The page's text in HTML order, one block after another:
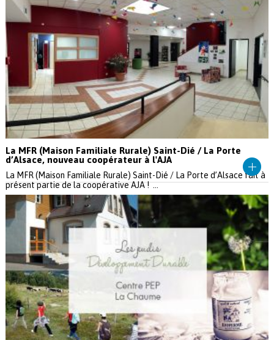
La MFR (Maison Familiale Rurale) Saint-Dié / La Porte
d’Alsace, nouveau coopérateur à l'AJA
La MFR (Maison Familiale Rurale) Saint-Dié / La Porte d’Alsace fait à
présent partie de la coopérative AJA ! ...